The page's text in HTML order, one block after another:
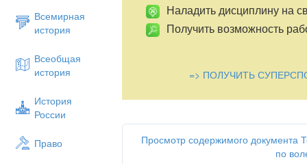
Всемирная
история
Всеобщая
история
История
России
Право
Наладить дисциплину на
Получить возможность
=> ПОЛУЧИТЬ
Просмотр содержимого документа
по